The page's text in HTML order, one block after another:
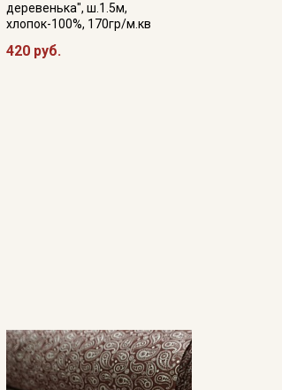
деревенька", ш.1.5м,
хлопок-100%, 170гр/м.кв
420 руб.